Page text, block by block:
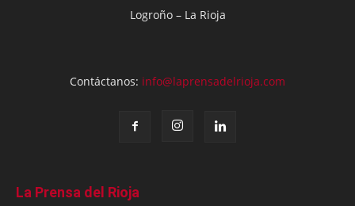
Logroño – La Rioja
Contáctanos: info@laprensadelrioja.com
La Prensa del Rioja